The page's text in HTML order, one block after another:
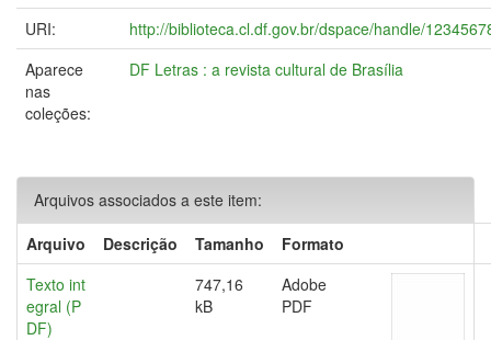
URI:
http://biblioteca.cl.df.gov.br/dspace/handle/
Aparece
nas
coleções:
DF Letras : a revista cultural de Brasília
Arquivos associados a este item:
Arquivo
Descrição Tamanho
Formato
Texto int
egral (P
DF)
747,16
kB
Adobe
PDF